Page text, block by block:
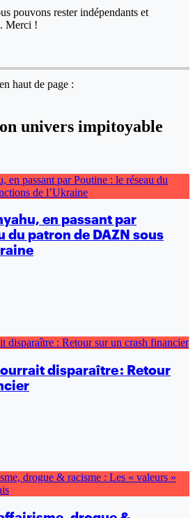
pouvons rester indépendants et
Merci !
haut de page :
univers impitoyable
en passant par
du patron de DAZN sous
disparaître : Retour